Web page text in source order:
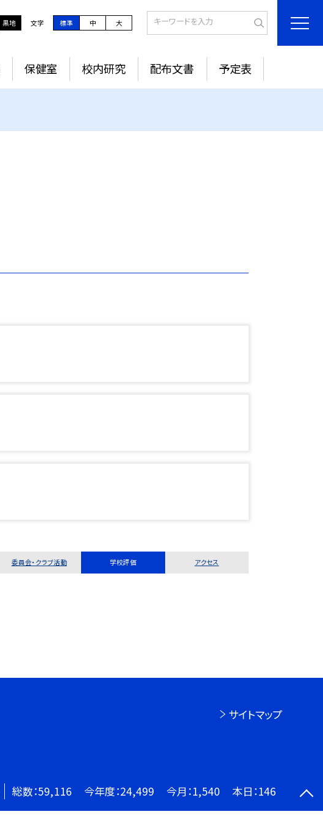
黒地 文字 標準 中 大
保健室 校内研究 配布文書 予定表
委員会・クラブ活動 学校評価 アクセス
サイトマップ
総数：59,116 今年度：24,499 今月：1,540 本日：146